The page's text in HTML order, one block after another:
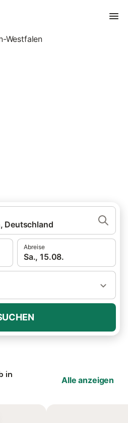
Deutschland
Abreise
Sa., 15.08.
in
Alle anzeigen